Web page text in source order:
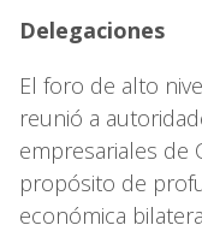
Delegaciones
El foro de alto
reunió a
empresariales de
propósito de
económica